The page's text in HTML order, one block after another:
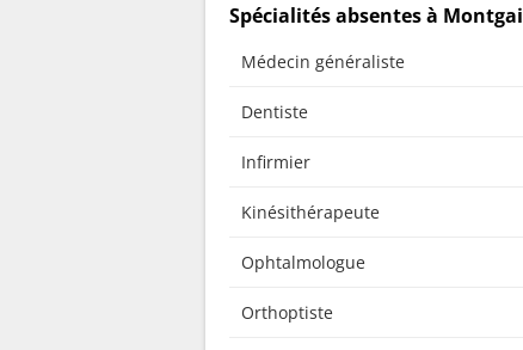
Spécialités absentes à
Médecin généraliste
Dentiste
Infirmier
Kinésithérapeute
Ophtalmologue
Orthoptiste